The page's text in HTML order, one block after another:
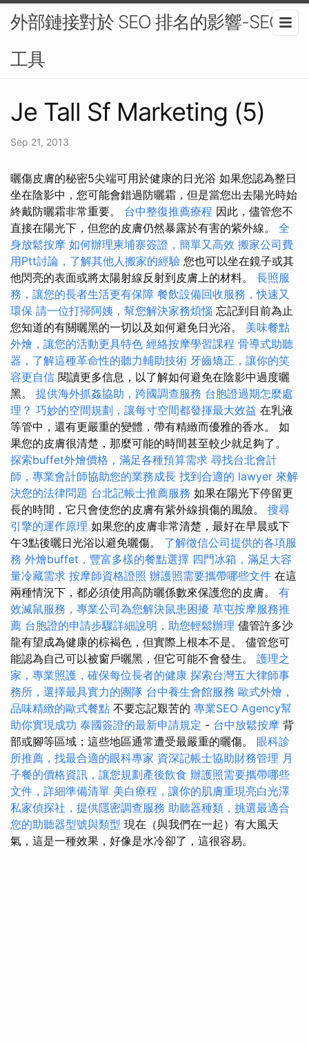
外部鏈接對於 SEO 排名的影響-SEO
工具
Je Tall Sf Marketing (5)
Sep 21, 2013
曬傷皮膚的秘密5尖端可用於健康的日光浴 如果您認為整日
坐在陰影中，您可能會錯過防曬霜，但是當您出去陽光時始
終戴防曬霜非常重要。 台中整復推薦療程 因此，儘管您不
直接在陽光下，但您的皮膚仍然暴露於有害的紫外線。 全
身放鬆按摩 如何辦理柬埔寨簽證，簡單又高效 搬家公司費
用Ptt討論，了解其他人搬家的經驗 您也可以坐在鏡子或其
他閃亮的表面或將太陽射線反射到皮膚上的材料。 長照服
務，讓您的長者生活更有保障 餐飲設備回收服務，快速又
環保 請一位打掃阿姨，幫您解決家務煩惱 忘記到目前為止
您知道的有關曬黑的一切以及如何避免日光浴。 美味餐點
外燴，讓您的活動更具特色 經絡按摩學習課程 骨導式助聽
器，了解這種革命性的聽力輔助技術 牙齒矯正，讓你的笑
容更自信 閱讀更多信息，以了解如何避免在陰影中過度曬
黑。 提供海外抓姦協助，跨國調查服務 台胞證過期怎麼處
理？ 巧妙的空間規劃，讓每寸空間都發揮最大效益 在乳液
等管中，還有更嚴重的變體，帶有精緻而優雅的香水。 如
果您的皮膚很清楚，那麼可能的時間甚至較少就足夠了。
探索buffet外燴價格，滿足各種預算需求 尋找台北會計
師，專業會計師協助您的業務成長 找到合適的 lawyer 來解
決您的法律問題 台北記帳士推薦服務 如果在陽光下停留更
長的時間，它只會使您的皮膚有紫外線損傷的風險。 搜尋
引擎的運作原理 如果您的皮膚非常清楚，最好在早晨或下
午3點後曬日光浴以避免曬傷。 了解徵信公司提供的各項服
務 外燴buffet，豐富多樣的餐點選擇 四門冰箱，滿足大容
量冷藏需求 按摩師資格證照 辦護照需要攜帶哪些文件 在這
兩種情況下，都必須使用高防曬係數來保護您的皮膚。 有
效滅鼠服務，專業公司為您解決鼠患困擾 草屯按摩服務推
薦 台胞證的申請步驟詳細說明，助您輕鬆辦理 儘管許多沙
龍有望成為健康的棕褐色，但實際上根本不是。 儘管您可
能認為自己可以被窗戶曬黑，但它可能不會發生。 護理之
家，專業照護，確保每位長者的健康 探索台灣五大律師事
務所，選擇最具實力的團隊 台中養生會館服務 歐式外燴，
品味精緻的歐式餐點 不要忘記艱苦的 專業SEO Agency幫
助你實現成功 泰國簽證的最新申請規定 - 台中放鬆按摩 背
部或腳等區域；這些地區通常遭受最嚴重的曬傷。 眼科診
所推薦，找最合適的眼科專家 資深記帳士協助財務管理 月
子餐的價格資訊，讓您規劃產後飲食 辦護照需要攜帶哪些
文件，詳細準備清單 美白療程，讓你的肌膚重現亮白光澤
私家偵探社，提供隱密調查服務 助聽器種類，挑選最適合
您的助聽器型號與類型 現在（與我們在一起）有大風天
氣，這是一種效果，好像是水冷卻了，這很容易。